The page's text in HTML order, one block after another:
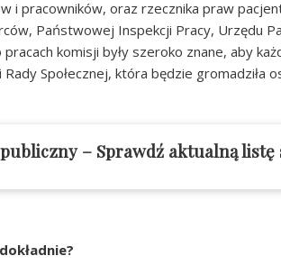
i pracowników, oraz rzecznika praw
Państwowej Inspekcji Pracy, Urzędu
komisji były szeroko znane, aby
Społecznej, która będzie gromadziła
– Sprawdź aktualną listę